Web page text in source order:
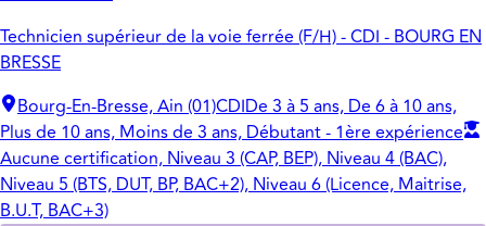
Technicien supérieur de la voie ferrée (F/H) - CDI - BOURG EN
BRESSE
Bourg-En-Bresse, Ain (01)CDIDe 3 à 5 ans, De 6 à 10 ans,
Plus de 10 ans, Moins de 3 ans, Débutant - 1ère expérience
Aucune certification, Niveau 3 (CAP, BEP), Niveau 4 (BAC),
Niveau 5 (BTS, DUT, BP, BAC+2), Niveau 6 (Licence, Maitrise,
B.U.T, BAC+3)